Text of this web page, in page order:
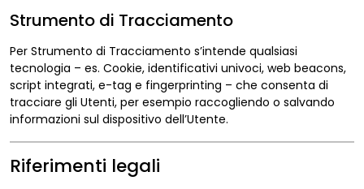
Strumento di Tracciamento
Per Strumento di Tracciamento s’intende qualsiasi
tecnologia – es. Cookie, identificativi univoci, web beacons,
script integrati, e-tag e fingerprinting – che consenta di
tracciare gli Utenti, per esempio raccogliendo o salvando
informazioni sul dispositivo dell’Utente.
Riferimenti legali